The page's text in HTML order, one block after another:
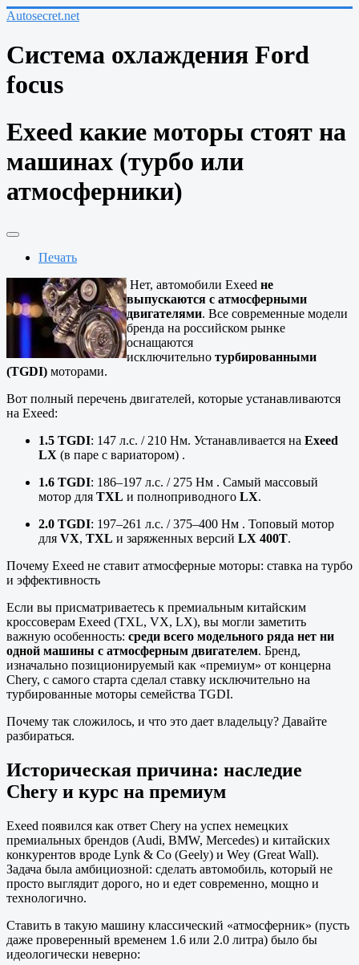
Autosecret.net
Система охлаждения Ford
focus
Exeed какие моторы стоят на
машинах (турбо или
атмосферники)
Печать
Нет, автомобили Exeed не
выпускаются с атмосферными
двигателями. Все современные модели
бренда на российском рынке
оснащаются
исключительно турбированными
(TGDI) моторами.
Вот полный перечень двигателей, которые устанавливаются
на Exeed:
1.5 TGDI: 147 л.с. / 210 Нм. Устанавливается на Exeed
LX (в паре с вариатором) .
1.6 TGDI: 186–197 л.с. / 275 Нм . Самый массовый
мотор для TXL и полноприводного LX.
2.0 TGDI: 197–261 л.с. / 375–400 Нм . Топовый мотор
для VX, TXL и заряженных версий LX 400T.
Почему Exeed не ставит атмосферные моторы: ставка на турбо
и эффективность
Если вы присматриваетесь к премиальным китайским
кроссоверам Exeed (TXL, VX, LX), вы могли заметить
важную особенность: среди всего модельного ряда нет ни
одной машины с атмосферным двигателем. Бренд,
изначально позиционируемый как «премиум» от концерна
Chery, с самого старта сделал ставку исключительно на
турбированные моторы семейства TGDI.
Почему так сложилось, и что это дает владельцу? Давайте
разбираться.
Историческая причина: наследие
Chery и курс на премиум
Exeed появился как ответ Chery на успех немецких
премиальных брендов (Audi, BMW, Mercedes) и китайских
конкурентов вроде Lynk & Co (Geely) и Wey (Great Wall).
Задача была амбициозной: сделать автомобиль, который не
просто выглядит дорого, но и едет современно, мощно и
технологично.
Ставить в такую машину классический «атмосферник» (пусть
даже проверенный временем 1.6 или 2.0 литра) было бы
идеологически неверно: